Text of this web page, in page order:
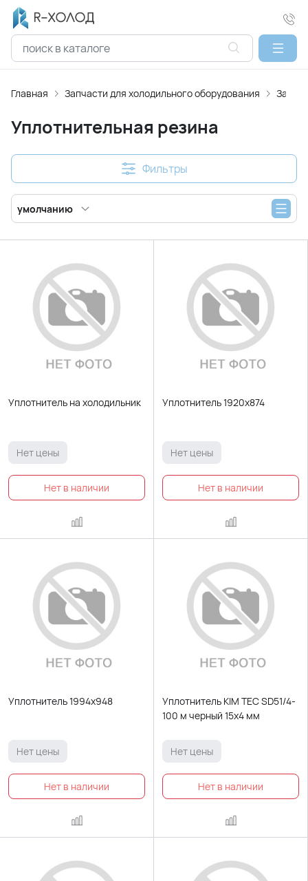
Главная Запчасти для холодильного оборудования
Уплотнительная резина
Фильтры
умолчанию
Уплотнитель на холодильник
Нет цены
Уплотнитель 1920х874
Нет цены
Уплотнитель 1994х948
Нет цены
Уплотнитель KIM TEC SD51/4-
100 м черный 15х4 мм
Нет цены